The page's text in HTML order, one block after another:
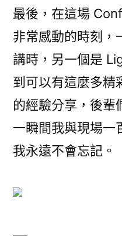
最後，在這場
非常感動的時刻，
講時，另一個是
到可以有這麼多精
的經驗分享，後輩
一瞬間我與現場一
我永遠不會忘記。